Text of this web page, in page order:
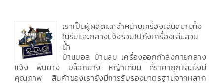
เราเป็นผู้ผลิตและจำหน่ายเครื่องเล่นสนามทั้ง
ในร่มและกลางแจ้งรวมไปถึงเครื่องเล่นสวน
น้ำ
บ้านบอล บ้านลม เครื่องออกกำลังกายกลาง
แจ้ง พื้นยาง บล็อกยาง หญ้าเทียม ที่ราคาถูกและยังมี
คุณภาพ สินค้าของเรายังมีการรับรองมาตรฐานจากหลาก